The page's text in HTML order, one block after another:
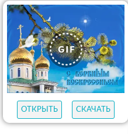
ОТКРЫТЬ СКАЧАТЬ